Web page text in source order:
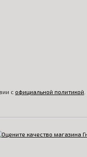
с официальной политикой